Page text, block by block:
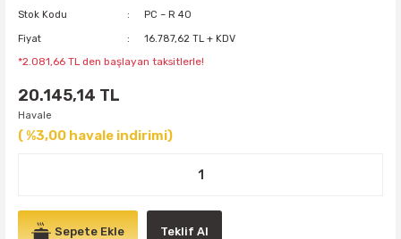
Stok Kodu PC – R 40
Fiyat 16.787,62 TL + KDV
*2.081,66 TL den başlayan taksitlerle!
20.145,14 TL
Havale
( %3,00 havale indirimi)
Sepete Ekle Teklif Al